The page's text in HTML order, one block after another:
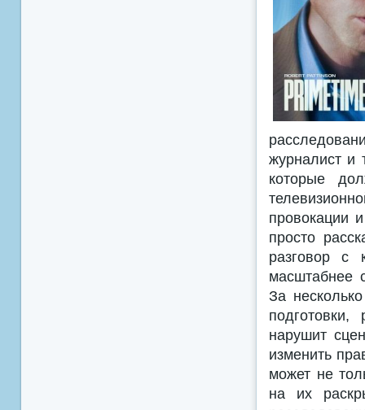
журналист и
которые
провокации
просто
разговор с
масштабнее
За
нарушит
изменить
может не
на их